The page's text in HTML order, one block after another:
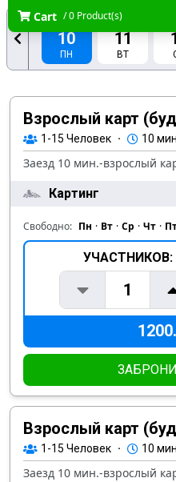
Cart / 0 Product(s)
АВГ.
10
ПН
АВГ.
11
ВТ
15
СБ
16
ВС
Взрослый карт
1-15 Человек · 10 мин
Заезд 10 мин.-взрослый
Картинг
Свободно: Пн · Вт · Ср · Чт ·
УЧАСТНИКОВ:
1
Взрослый карт
1-15 Человек · 10 мин
Заезд 10 мин.-взрослый